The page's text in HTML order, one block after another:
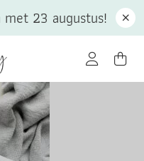
23 augustus!